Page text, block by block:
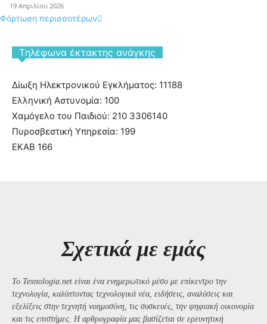
19 Απριλίου 2026
Φόρτωση περισσοτέρων
Tηλέφωνα έκτακτης ανάγκης
Δίωξη Ηλεκτρονικού Εγκλήματος: 11188
Ελληνική Αστυνομία: 100
Χαμόγελο του Παιδιού: 210 3306140
Πυροσβεστική Υπηρεσία: 199
ΕΚΑΒ 166
Σχετικά με εμάς
Το Texnologia.net είναι ένα ενημερωτικό μέσο με επίκεντρο την
τεχνολογία, καλύπτοντας τεχνολογικά νέα, ειδήσεις, αναλύσεις και
εξελίξεις στην τεχνητή νοημοσύνη, τις συσκευές, την ψηφιακή οικονομία
και τις επιστήμες. Η αρθρογραφία μας βασίζεται σε ερευνητική